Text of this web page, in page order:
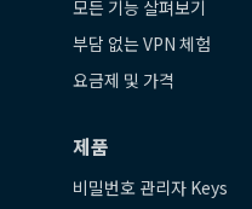
모든 기능 살펴보기
부담 없는 VPN 체험
요금제 및 가격
제품
비밀번호 관리자 Keys